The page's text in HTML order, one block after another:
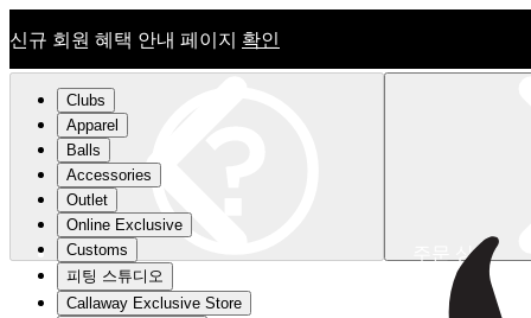
신규 회원 혜택 안내 페이지 확인
신규 회원 혜택 안내 페이지확인
주문 상태
Clubs
Apparel
Balls
Accessories
Outlet
Online Exclusive
Customs
피팅 스튜디오
Callaway Exclusive Store